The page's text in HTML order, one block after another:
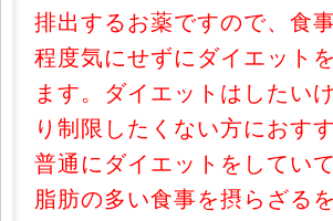
排出するお薬ですので、食
程度気にせずにダイエット
ます。ダイエットはしたい
り制限したくない方におす
普通にダイエットをしてい
脂肪の多い食事を摂らざる